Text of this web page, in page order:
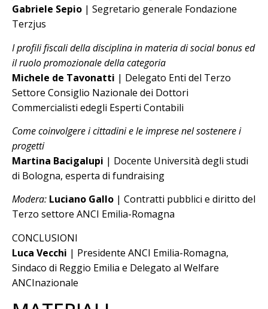
Gabriele Sepio | Segretario generale Fondazione
Terzjus
I profili fiscali della disciplina in materia di social bonus ed
il ruolo promozionale della categoria
Michele de Tavonatti | Delegato Enti del Terzo
Settore Consiglio Nazionale dei Dottori
Commercialisti edegli Esperti Contabili
Come coinvolgere i cittadini e le imprese nel sostenere i
progetti
Martina Bacigalupi | Docente Università degli studi
di Bologna, esperta di fundraising
Modera: Luciano Gallo | Contratti pubblici e diritto del
Terzo settore ANCI Emilia-Romagna
CONCLUSIONI
Luca Vecchi | Presidente ANCI Emilia-Romagna,
Sindaco di Reggio Emilia e Delegato al Welfare
ANCInazionale